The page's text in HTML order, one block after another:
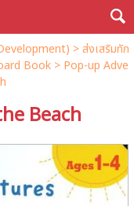
>ส่งเสริมทัก
Book> Pop-up Adve
Beach